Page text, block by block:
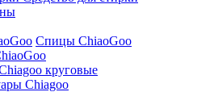
Спицы ChiaoGoo
круговые
Chiagoo